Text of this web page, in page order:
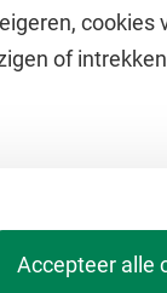
of
Accepteer alle
jaarkalender